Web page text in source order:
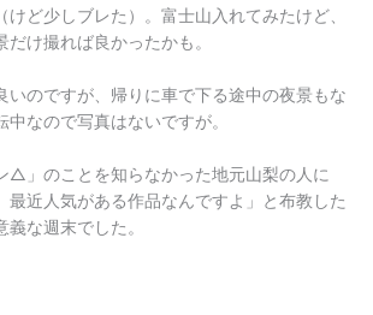
けど少しブレた）。富士山入れてみたけど、
け撮れば良かったかも。
いのですが、帰りに車で下る途中の夜景もな
なので写真はないですが。
△」のことを知らなかった地元山梨の人に
最近人気がある作品なんですよ」と布教した
義な週末でした。